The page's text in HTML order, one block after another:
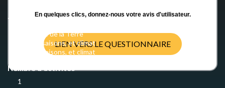
Thème(s) Scientifique(s) 2nd degré
Structure de la Terre
Météo, saisons, et climat
Météo, saisons, et climat
Nombre d'activités
1
En quelques clics, donnez-nous votre avis d'utilisateur.
LIEN VERS LE QUESTIONNAIRE